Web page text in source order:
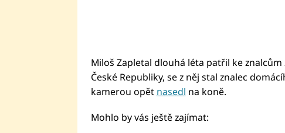
Miloš Zapletal dlouhá léta patřil ke
České Republiky, se z něj stal znalec
kamerou opět nasedl na koně.
Mohlo by vás ještě zajímat: